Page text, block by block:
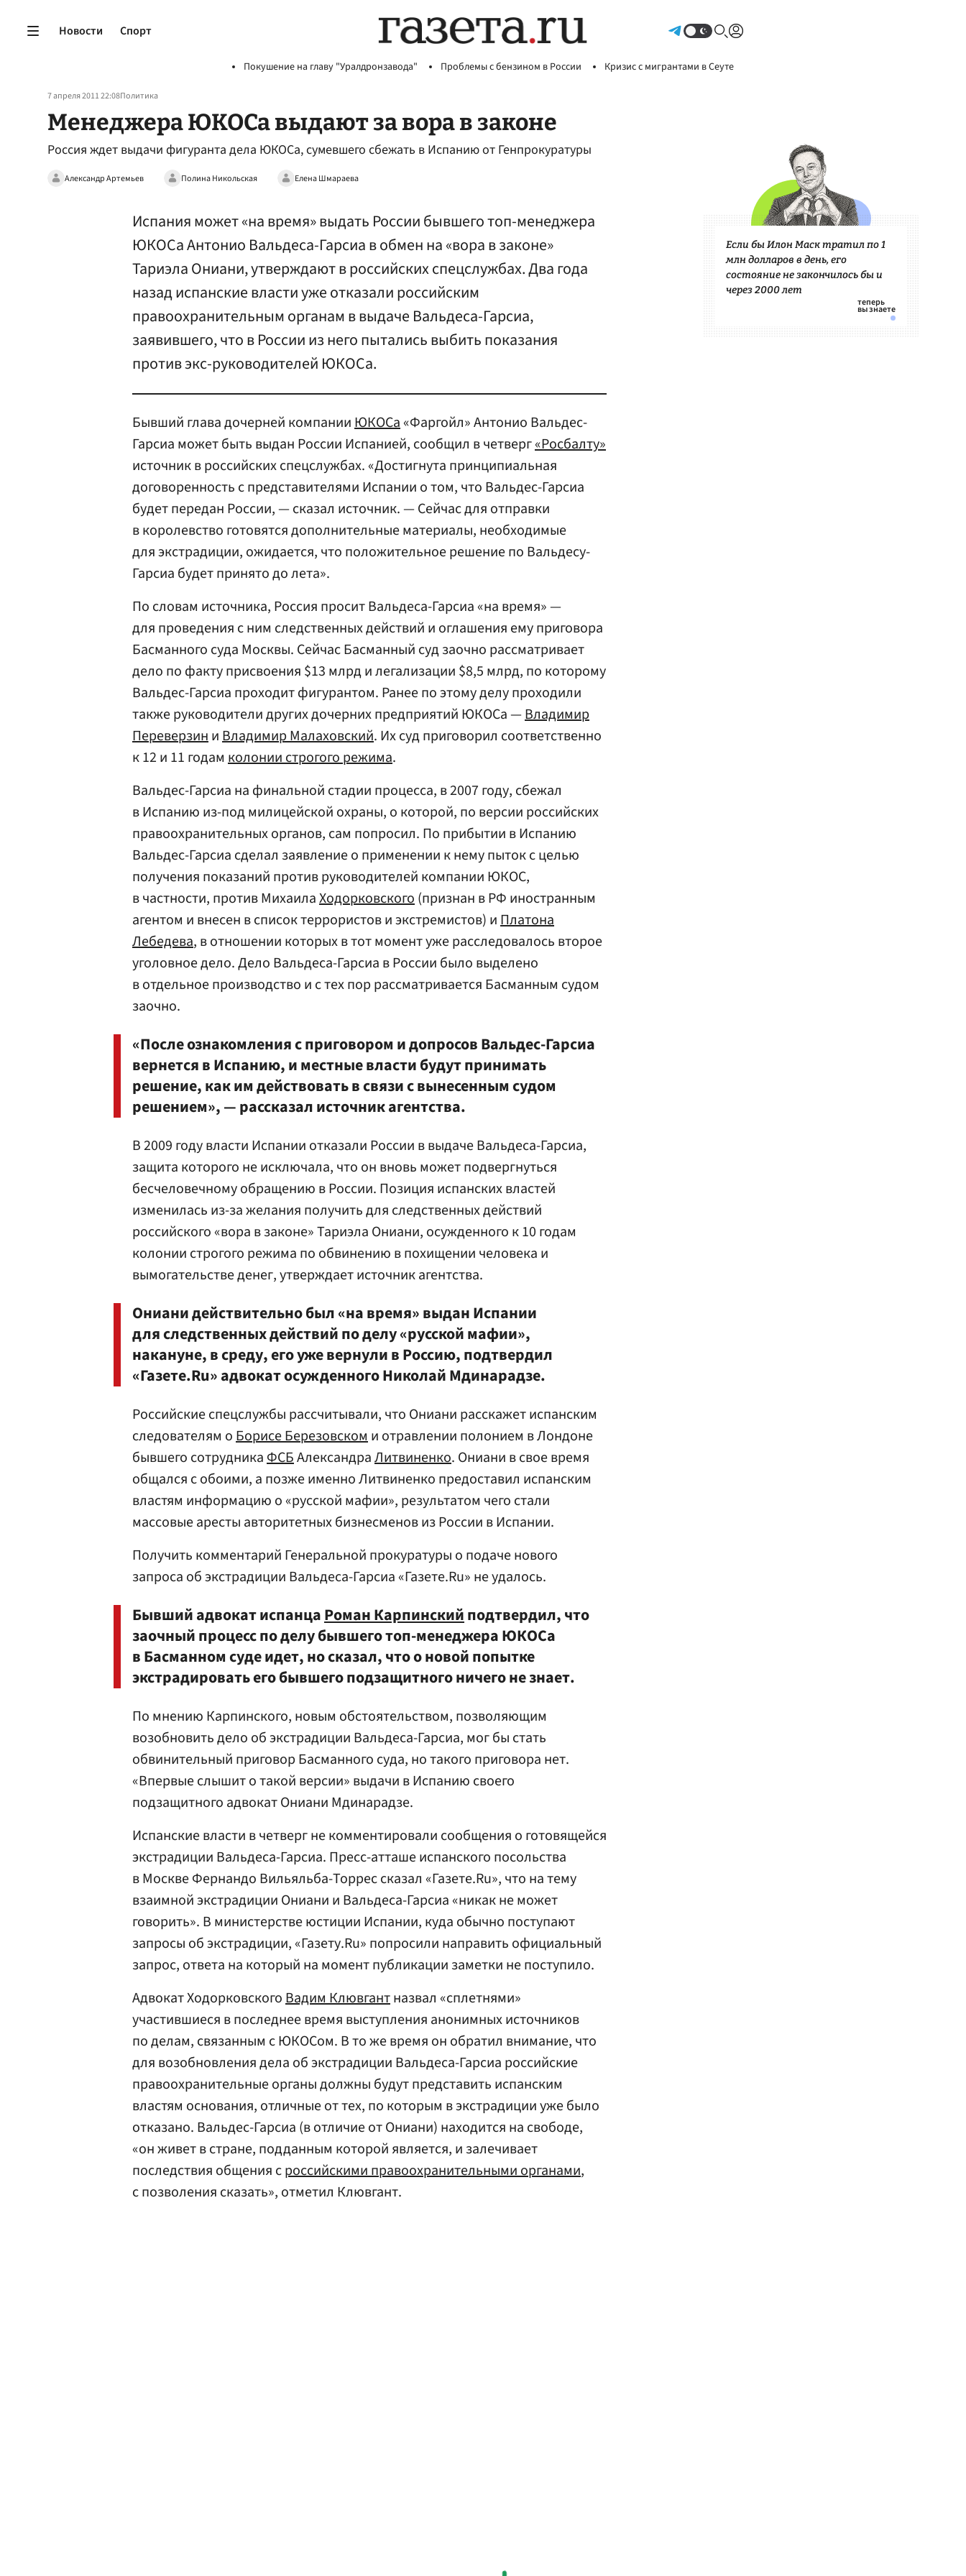
Новости Спорт
Покушение на главу "Уралдронзавода" Проблемы с бензином в России Кризис с мигрантами в Сеуте
7 апреля 2011 22:08Политика
Менеджера ЮКОСа выдают за вора в законе
Россия ждет выдачи фигуранта дела ЮКОСа, сумевшего сбежать в Испанию от Генпрокуратуры
Александр Артемьев Полина Никольская Елена Шмараева
Испания может «на время» выдать России бывшего топ-менеджера
ЮКОСа Антонио Вальдеса-Гарсиа в обмен на «вора в законе»
Тариэла Ониани, утверждают в российских спецслужбах. Два года
назад испанские власти уже отказали российским
правоохранительным органам в выдаче Вальдеса-Гарсиа,
заявившего, что в России из него пытались выбить показания
против экс-руководителей ЮКОСа.
Бывший глава дочерней компанииЮКОСа«Фаргойл» Антонио Вальдес-
Гарсиа может быть выдан России Испанией, сообщил в четверг«Росбалту»
источник в российских спецслужбах. «Достигнута принципиальная
договоренность с представителями Испании о том, что Вальдес-Гарсиа
будет передан России, — сказал источник. — Сейчас для отправки
в королевство готовятся дополнительные материалы, необходимые
для экстрадиции, ожидается, что положительное решение по Вальдесу-
Гарсиа будет принято до лета».
По словам источника, Россия просит Вальдеса-Гарсиа «на время» —
для проведения с ним следственных действий и оглашения ему приговора
Басманного суда Москвы. Сейчас Басманный суд заочно рассматривает
дело по факту присвоения $13 млрд и легализации $8,5 млрд, по которому
Вальдес-Гарсиа проходит фигурантом. Ранее по этому делу проходили
также руководители других дочерних предприятий ЮКОСа —Владимир
ПереверзиниВладимир Малаховский. Их суд приговорил соответственно
к 12 и 11 годам колонии строгого режима.
Вальдес-Гарсиа на финальной стадии процесса, в 2007 году, сбежал
в Испанию из-под милицейской охраны, о которой, по версии российских
правоохранительных органов, сам попросил. По прибытии в Испанию
Вальдес-Гарсиа сделал заявление о применении к нему пыток с целью
получения показаний против руководителей компании ЮКОС,
в частности, против МихаилаХодорковского(признан в РФ иностранным
агентом и внесен в список террористов и экстремистов) иПлатона
Лебедева, в отношении которых в тот момент уже расследовалось второе
уголовное дело. Дело Вальдеса-Гарсиа в России было выделено
в отдельное производство и с тех пор рассматривается Басманным судом
заочно.
«После ознакомления с приговором и допросов Вальдес-Гарсиа
вернется в Испанию, и местные власти будут принимать
решение, как им действовать в связи с вынесенным судом
решением», — рассказал источник агентства.
В 2009 году власти Испании отказали России в выдаче Вальдеса-Гарсиа,
защита которого не исключала, что он вновь может подвергнуться
бесчеловечному обращению в России. Позиция испанских властей
изменилась из-за желания получить для следственных действий
российского «вора в законе» Тариэла Ониани, осужденного к 10 годам
колонии строгого режима по обвинению в похищении человека и
вымогательстве денег, утверждает источник агентства.
Ониани действительно был «на время» выдан Испании
для следственных действий по делу «русской мафии»,
накануне, в среду, его уже вернули в Россию, подтвердил
«Газете.Ru» адвокат осужденного Николай Мдинарадзе.
Российские спецслужбы рассчитывали, что Ониани расскажет испанским
следователям оБорисе Березовскоми отравлении полонием в Лондоне
бывшего сотрудникаФСБАлександраЛитвиненко. Ониани в свое время
общался с обоими, а позже именно Литвиненко предоставил испанским
властям информацию о «русской мафии», результатом чего стали
массовые аресты авторитетных бизнесменов из России в Испании.
Получить комментарий Генеральной прокуратуры о подаче нового
запроса об экстрадиции Вальдеса-Гарсиа «Газете.Ru» не удалось.
Бывший адвокат испанцаРоман Карпинскийподтвердил, что
заочный процесс по делу бывшего топ-менеджера ЮКОСа
в Басманном суде идет, но сказал, что о новой попытке
экстрадировать его бывшего подзащитного ничего не знает.
По мнению Карпинского, новым обстоятельством, позволяющим
возобновить дело об экстрадиции Вальдеса-Гарсиа, мог бы стать
обвинительный приговор Басманного суда, но такого приговора нет.
«Впервые слышит о такой версии» выдачи в Испанию своего
подзащитного адвокат Ониани Мдинарадзе.
Испанские власти в четверг не комментировали сообщения о готовящейся
экстрадиции Вальдеса-Гарсиа. Пресс-атташе испанского посольства
в Москве Фернандо Вильяльба-Торрес сказал «Газете.Ru», что на тему
взаимной экстрадиции Ониани и Вальдеса-Гарсиа «никак не может
говорить». В министерстве юстиции Испании, куда обычно поступают
запросы об экстрадиции, «Газету.Ru» попросили направить официальный
запрос, ответа на который на момент публикации заметки не поступило.
Адвокат ХодорковскогоВадим Клювгантназвал «сплетнями»
участившиеся в последнее время выступления анонимных источников
по делам, связанным с ЮКОСом. В то же время он обратил внимание, что
для возобновления дела об экстрадиции Вальдеса-Гарсиа российские
правоохранительные органы должны будут представить испанским
властям основания, отличные от тех, по которым в экстрадиции уже было
отказано. Вальдес-Гарсиа (в отличие от Ониани) находится на свободе,
«он живет в стране, подданным которой является, и залечивает
последствия общения сроссийскими правоохранительными органами,
с позволения сказать», отметил Клювгант.
Если бы Илон Маск тратил по 1
млн долларов в день, его
состояние не закончилось бы и
через 2000 лет